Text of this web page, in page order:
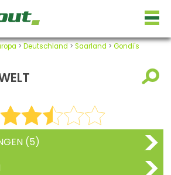
> Deutschland > Saarland > Gondi's
(5)